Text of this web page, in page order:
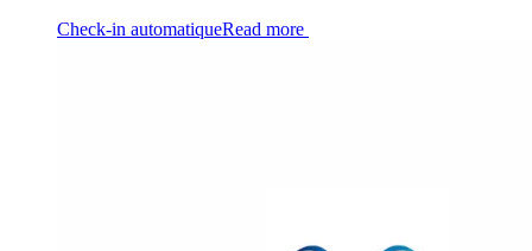
Check-in automatiqueRead more